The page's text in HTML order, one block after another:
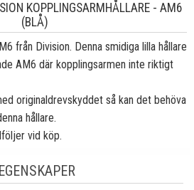
KOPPLINGSARMHÅLLARE - AM6
(BLÅ)
från Division. Denna smidiga lilla hållare
AM6 där kopplingsarmen inte riktigt
originaldrevskyddet så kan det behöva
hållare.
vid köp.
EGENSKAPER